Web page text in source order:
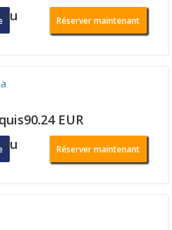
ou Réserver maintenant
EUR
ou Réserver maintenant